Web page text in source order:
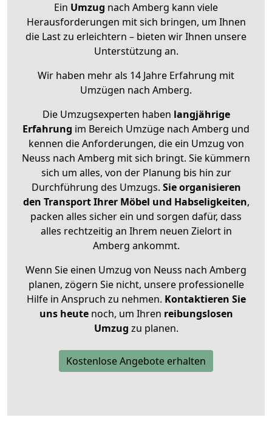
Ein Umzug nach Amberg kann viele
Herausforderungen mit sich bringen, um Ihnen
die Last zu erleichtern – bieten wir Ihnen unsere
Unterstützung an.
Wir haben mehr als 14 Jahre Erfahrung mit
Umzügen nach Amberg.
Die Umzugsexperten haben langjährige
Erfahrung im Bereich Umzüge nach Amberg und
kennen die Anforderungen, die ein Umzug von
Neuss nach Amberg mit sich bringt. Sie kümmern
sich um alles, von der Planung bis hin zur
Durchführung des Umzugs. Sie organisieren
den Transport Ihrer Möbel und Habseligkeiten,
packen alles sicher ein und sorgen dafür, dass
alles rechtzeitig an Ihrem neuen Zielort in
Amberg ankommt.
Wenn Sie einen Umzug von Neuss nach Amberg
planen, zögern Sie nicht, unsere professionelle
Hilfe in Anspruch zu nehmen. Kontaktieren Sie
uns heutenoch, um Ihren reibungslosen
Umzug zu planen.
Kostenlose Angebote erhalten